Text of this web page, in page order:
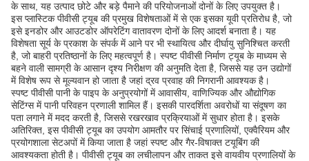
के साथ, यह उत्पाद छोटे और बड़े पैमाने की परियोजनाओं दोनों के लिए उपयुक्त है।
इस प्लास्टिक पीवीसी ट्यूब की प्रमुख विशेषताओं में से एक इसका यूवी प्रतिरोध है, जो
इसे इनडोर और आउटडोर ऑपरेटिंग वातावरण दोनों के लिए आदर्श बनाता है। यह
विशेषता सूर्य के प्रकाश के संपर्क में आने पर भी स्थायित्व और दीर्घायु सुनिश्चित करती
है, जो बाहरी प्रतिष्ठानों के लिए महत्वपूर्ण है। स्पष्ट पीवीसी निर्माण ट्यूब के माध्यम से
बहने वाली सामग्री के आसान दृश्य निरीक्षण की अनुमति देता है, जिससे यह उन उद्योगों
में विशेष रूप से मूल्यवान हो जाता है जहां द्रव प्रवाह की निगरानी आवश्यक है।
स्पष्ट पीवीसी पानी के पाइप के अनुप्रयोगों में आवासीय, वाणिज्यिक और औद्योगिक
सेटिंग्स में पानी परिवहन प्रणाली शामिल हैं। इसकी पारदर्शिता अवरोधों या संदूषण का
पता लगाने में मदद करती है, जिससे रखरखाव प्रक्रियाओं में सुधार होता है। इसके
अतिरिक्त, इस पीवीसी ट्यूब का उपयोग आमतौर पर सिंचाई प्रणालियों, एक्वैरियम और
प्रयोगशाला सेटअपों में किया जाता है जहां स्पष्ट और गैर-विषाक्त टयूबिंग की
आवश्यकता होती है। पीवीसी ट्यूब का लचीलापन और ताकत इसे वायवीय प्रणालियों के